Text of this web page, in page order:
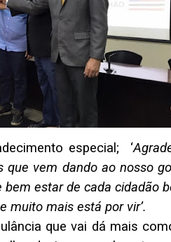
especial; ‘
vem dando ao nosso
estar de cada cidadão
muito mais está por vir’.
que vai dá mais